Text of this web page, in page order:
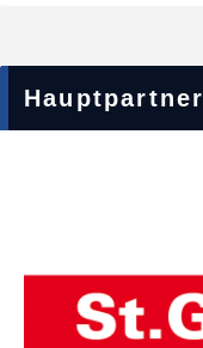
Hauptpartner